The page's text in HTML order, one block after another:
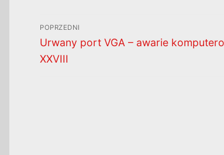
Nawigacja
wpisu
POPRZEDNI
Poprzedni
wpis:
Urwany port VGA – awarie
XXVIII